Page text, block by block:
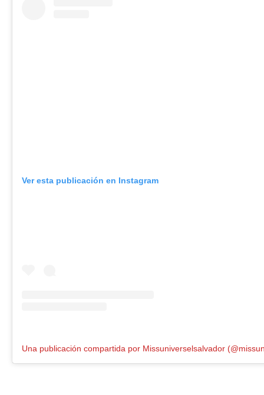
Ver esta publicación en Instagram